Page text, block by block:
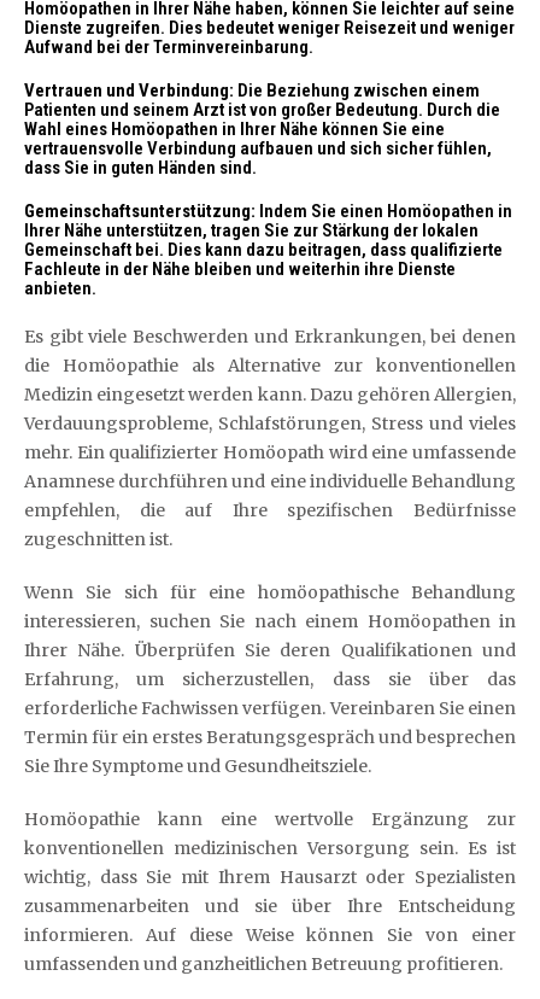
Homöopathen in Ihrer Nähe haben, können Sie leichter auf seine
Dienste zugreifen. Dies bedeutet weniger Reisezeit und weniger
Aufwand bei der Terminvereinbarung.
Vertrauen und Verbindung: Die Beziehung zwischen einem
Patienten und seinem Arzt ist von großer Bedeutung. Durch die
Wahl eines Homöopathen in Ihrer Nähe können Sie eine
vertrauensvolle Verbindung aufbauen und sich sicher fühlen,
dass Sie in guten Händen sind.
Gemeinschaftsunterstützung: Indem Sie einen Homöopathen in
Ihrer Nähe unterstützen, tragen Sie zur Stärkung der lokalen
Gemeinschaft bei. Dies kann dazu beitragen, dass qualifizierte
Fachleute in der Nähe bleiben und weiterhin ihre Dienste
anbieten.
Es gibt viele Beschwerden und Erkrankungen, bei denen
die Homöopathie als Alternative zur konventionellen
Medizin eingesetzt werden kann. Dazu gehören Allergien,
Verdauungsprobleme, Schlafstörungen, Stress und vieles
mehr. Ein qualifizierter Homöopath wird eine umfassende
Anamnese durchführen und eine individuelle Behandlung
empfehlen, die auf Ihre spezifischen Bedürfnisse
zugeschnitten ist.
Wenn Sie sich für eine homöopathische Behandlung
interessieren, suchen Sie nach einem Homöopathen in
Ihrer Nähe. Überprüfen Sie deren Qualifikationen und
Erfahrung, um sicherzustellen, dass sie über das
erforderliche Fachwissen verfügen. Vereinbaren Sie einen
Termin für ein erstes Beratungsgespräch und besprechen
Sie Ihre Symptome und Gesundheitsziele.
Homöopathie kann eine wertvolle Ergänzung zur
konventionellen medizinischen Versorgung sein. Es ist
wichtig, dass Sie mit Ihrem Hausarzt oder Spezialisten
zusammenarbeiten und sie über Ihre Entscheidung
informieren. Auf diese Weise können Sie von einer
umfassenden und ganzheitlichen Betreuung profitieren.